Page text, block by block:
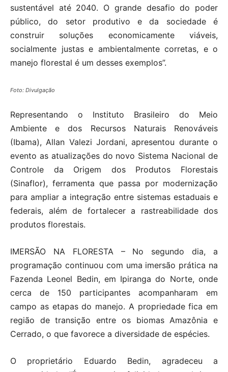
sustentável até 2040. O grande desafio do poder
público, do setor produtivo e da sociedade é
construir soluções economicamente viáveis,
socialmente justas e ambientalmente corretas, e o
manejo florestal é um desses exemplos”.
Foto: Divulgação
Representando o Instituto Brasileiro do Meio
Ambiente e dos Recursos Naturais Renováveis
(Ibama), Allan Valezi Jordani, apresentou durante o
evento as atualizações do novo Sistema Nacional de
Controle da Origem dos Produtos Florestais
(Sinaflor), ferramenta que passa por modernização
para ampliar a integração entre sistemas estaduais e
federais, além de fortalecer a rastreabilidade dos
produtos florestais.
IMERSÃO NA FLORESTA – No segundo dia, a
programação continuou com uma imersão prática na
Fazenda Leonel Bedin, em Ipiranga do Norte, onde
cerca de 150 participantes acompanharam em
campo as etapas do manejo. A propriedade fica em
região de transição entre os biomas Amazônia e
Cerrado, o que favorece a diversidade de espécies.
O proprietário Eduardo Bedin, agradeceu a